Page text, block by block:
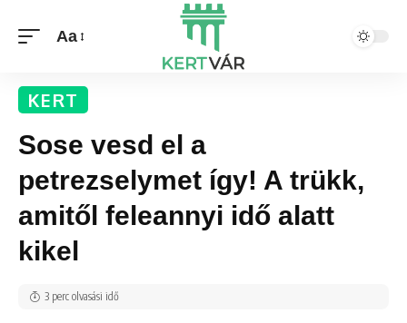
Aa
KERT
Sose vesd el a
petrezselymet így! A trükk,
amitől feleannyi idő alatt
kikel
3 perc olvasási idő